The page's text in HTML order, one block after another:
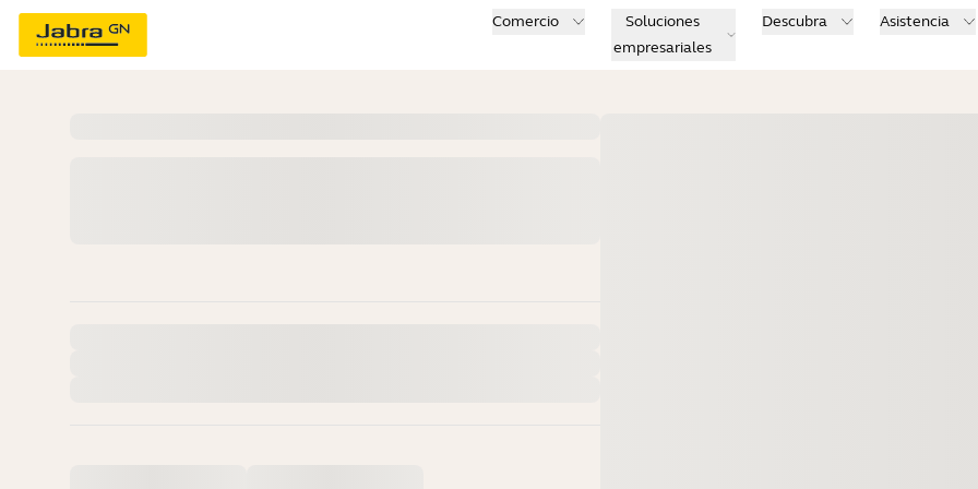
Comercio
Soluciones
empresariales
Descubra Asistencia